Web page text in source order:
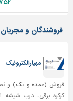
سازی
و
ساز
فروشندگان و
مهیارالکترونیک
فروش (عمده و تک) و
کرکره برقی، درب شیشه